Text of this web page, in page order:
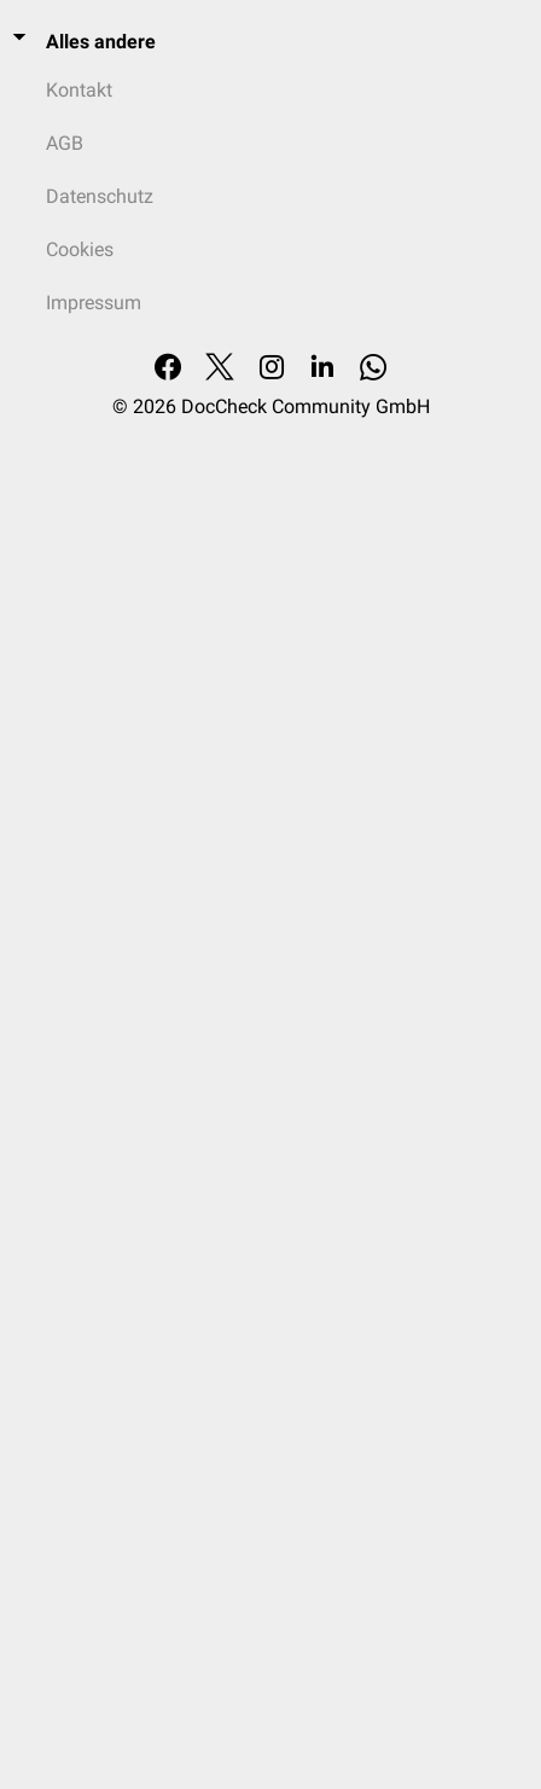
Alles andere
Kontakt
AGB
Datenschutz
Cookies
Impressum
© 2026 DocCheck Community GmbH